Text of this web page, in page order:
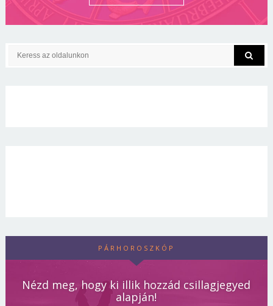
PÁRHOROSZKÓP
Nézd meg, hogy ki illik hozzád csillagjegyed
alapján!